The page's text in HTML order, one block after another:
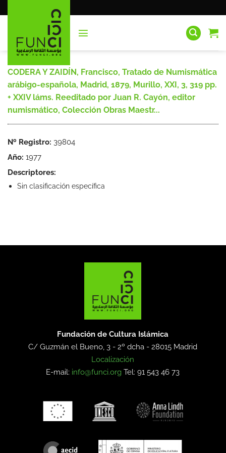
al
CODERA Y ZAIDÍN, Francisco, Tratado de Numismática
arábigo-española, Madrid, 1879, Murillo, XXI, 3, 319 pp.
+ XXIV láms. Reeditado por Juan R. Cayón, editor
numismático, Colección Obras Maestr...
Nº Registro: 39804
Año: 1977
Descriptores:
Sin clasificación específica
Fundación de Cultura Islámica
C/ Guzmán el Bueno, 3 - 2º dcha -28015 Madrid
Localización
E-mail: info@funci.org Tel: 91 543 46 73